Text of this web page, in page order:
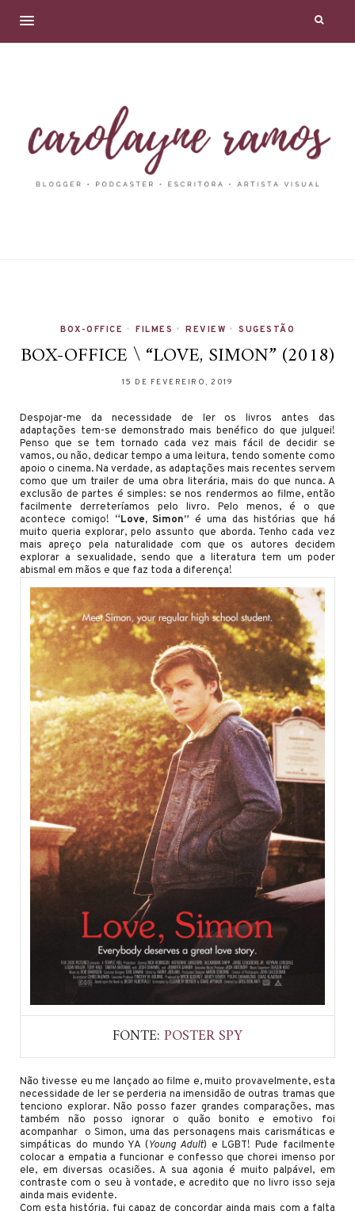
BOX-OFFICE • FILMES • REVIEW • SUGESTÃO
BOX-OFFICE \ “LOVE, SIMON” (2018)
15 DE FEVEREIRO, 2019
Despojar-me da necessidade de ler os livros antes das
adaptações tem-se demonstrado mais benéfico do que julguei!
Penso que se tem tornado cada vez mais fácil de decidir se
vamos, ou não, dedicar tempo a uma leitura, tendo somente como
apoio o cinema. Na verdade, as adaptações mais recentes servem
como que um trailer de uma obra literária, mais do que nunca. A
exclusão de partes é simples: se nos rendermos ao filme, então
facilmente derreteríamos pelo livro. Pelo menos, é o que
acontece comigo! “Love, Simon” é uma das histórias que há
muito queria explorar, pelo assunto que aborda. Tenho cada vez
mais apreço pela naturalidade com que os autores decidem
explorar a sexualidade, sendo que a literatura tem um poder
abismal em mãos e que faz toda a diferença!
FONTE:POSTER SPY
Não tivesse eu me lançado ao filme e, muito provavelmente, esta
necessidade de ler se perderia na imensidão de outras tramas que
tenciono explorar. Não posso fazer grandes comparações, mas
também não posso ignorar o quão bonito e emotivo foi
acompanhar o Simon, uma das personagens mais carismáticas e
simpáticas do mundo YA (Young Adult) e LGBT! Pude facilmente
colocar a empatia a funcionar e confesso que chorei imenso por
ele, em diversas ocasiões. A sua agonia é muito palpável, em
contraste com o seu à vontade, e acredito que no livro isso seja
ainda mais evidente.
Com esta história, fui capaz de concordar ainda mais com a falta